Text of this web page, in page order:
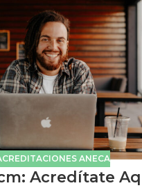
ANECA
Acredítate